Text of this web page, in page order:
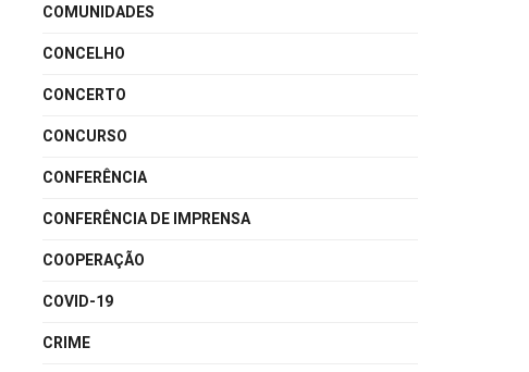
COMUNIDADES
CONCELHO
CONCERTO
CONCURSO
CONFERÊNCIA
CONFERÊNCIA DE IMPRENSA
COOPERAÇÃO
COVID-19
CRIME